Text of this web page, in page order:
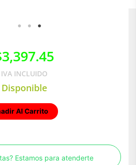
3,397.45
IVA INCLUIDO
Disponible
Al Carrito
Estamos para atenderte